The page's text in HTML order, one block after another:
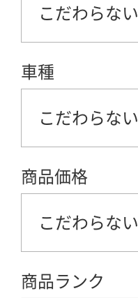
こだわらない
車種
こだわらない
商品価格
こだわらない
商品ランク